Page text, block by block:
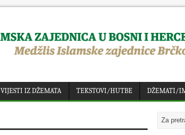
VIJESTI IZ DŽEMATA TEKSTOVI/HUTBE DŽEMATI/